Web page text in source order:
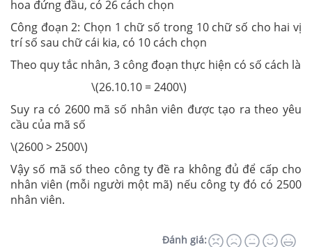
hoa đứng đầu, có 26 cách chọn
Công đoạn 2: Chọn 1 chữ số trong 10 chữ số cho hai vị
trí số sau chữ cái kia, có 10 cách chọn
Theo quy tắc nhân, 3 công đoạn thực hiện có số cách là
\(26.10.10 = 2400\)
Suy ra có 2600 mã số nhân viên được tạo ra theo yêu
cầu của mã số
\(2600 > 2500\)
Vậy số mã số theo công ty đề ra không đủ để cấp cho
nhân viên (mỗi người một mã) nếu công ty đó có 2500
nhân viên.
Đánh giá: